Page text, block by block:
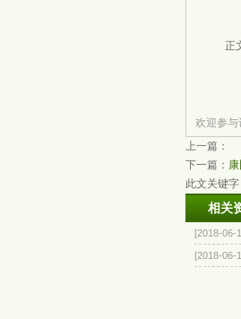
正
欢迎参与
上一篇：
下一篇：
此文关键字
相关
[2018-06-
[2018-06-